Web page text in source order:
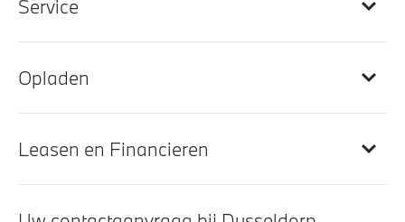
Service
Opladen
Leasen en Financieren